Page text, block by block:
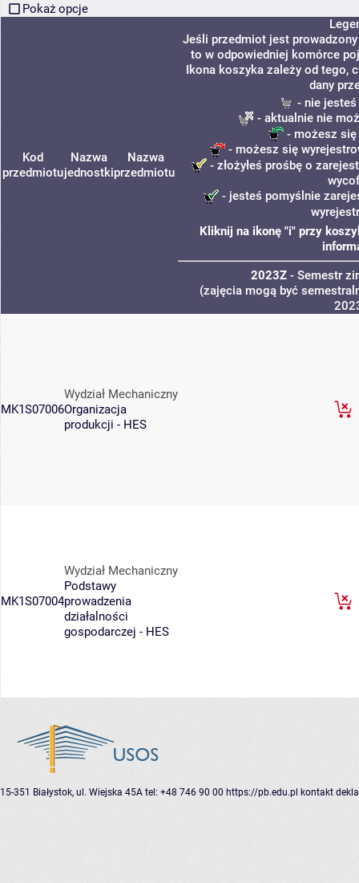
Pokaż opcje
Kod
przedmiotu
Nazwa
jednostki
Nazwa
przedmiotu
Jeśli przedmiot jest
to w odpowiedniej komórce
Ikona koszyka zależy od tego,
dany
- nie
- aktualnie nie
- możesz się
- możesz się
- złożyłeś prośbę o
- jesteś pomyślnie
Kliknij na ikonę "i" przy
2023Z - Semestr
(zajęcia mogą być
MK1S07006
Wydział Mechaniczny
Organizacja
produkcji - HES
MK1S07004
Wydział Mechaniczny
Podstawy
prowadzenia
działalności
gospodarczej - HES
15-351 Białystok, ul. Wiejska 45A tel: +48 746 90 00 https://pb.edu.pl kontakt